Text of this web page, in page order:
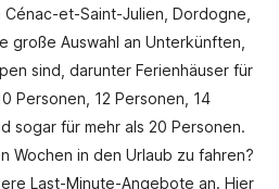
et-Saint-Julien, Dordogne,
große Auswahl an Unterkünften,
sind, darunter Ferienhäuser für
Personen, 12 Personen, 14
sogar für mehr als 20 Personen.
Wochen in den Urlaub zu fahren?
Last-Minute-Angebote an. Hier